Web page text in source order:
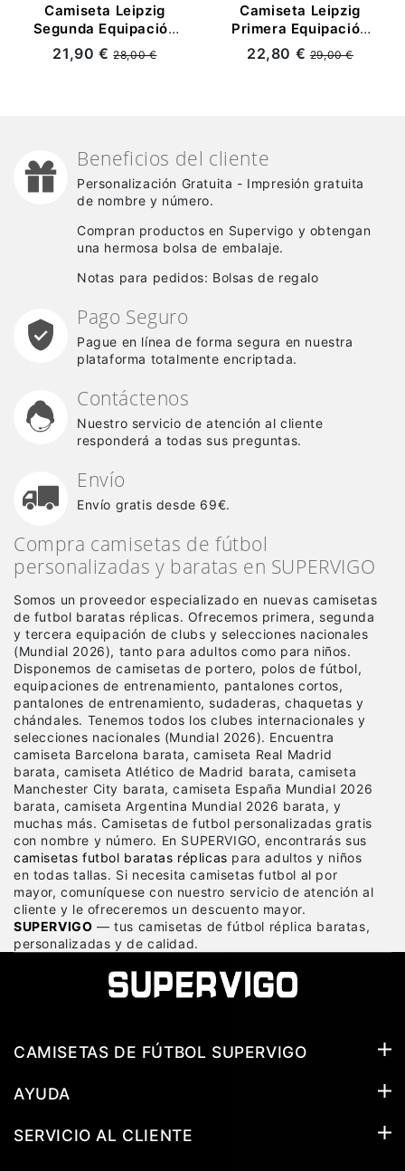
Camiseta Leipzig
Segunda Equipación
2023/2024
21,90 €28,00 €
Camiseta Leipzig
Primera Equipación
2023/2024 Niño Kit
22,80 €29,00 €
Beneficios del cliente
Personalización Gratuita - Impresión gratuita
de nombre y número.
Compran productos en Supervigo y obtengan
una hermosa bolsa de embalaje.
Notas para pedidos: Bolsas de regalo
Pago Seguro
Pague en línea de forma segura en nuestra
plataforma totalmente encriptada.
Contáctenos
Nuestro servicio de atención al cliente
responderá a todas sus preguntas.
Envío
Envío gratis desde 69€.
Compra camisetas de fútbol
personalizadas y baratas en SUPERVIGO
Somos un proveedor especializado en nuevas camisetas
de futbol baratas réplicas. Ofrecemos primera, segunda
y tercera equipación de clubs y selecciones nacionales
(Mundial 2026), tanto para adultos como para niños.
Disponemos de camisetas de portero, polos de fútbol,
equipaciones de entrenamiento, pantalones cortos,
pantalones de entrenamiento, sudaderas, chaquetas y
chándales. Tenemos todos los clubes internacionales y
selecciones nacionales (Mundial 2026). Encuentra
camiseta Barcelona barata, camiseta Real Madrid
barata, camiseta Atlético de Madrid barata, camiseta
Manchester City barata, camiseta España Mundial 2026
barata, camiseta Argentina Mundial 2026 barata, y
muchas más. Camisetas de futbol personalizadas gratis
con nombre y número. En SUPERVIGO, encontrarás sus
camisetas futbol baratas réplicas para adultos y niños
en todas tallas. Si necesita camisetas futbol al por
mayor, comuníquese con nuestro servicio de atención al
cliente y le ofreceremos un descuento mayor.
SUPERVIGO — tus camisetas de fútbol réplica baratas,
personalizadas y de calidad.
CAMISETAS DE FÚTBOL SUPERVIGO
AYUDA
SERVICIO AL CLIENTE